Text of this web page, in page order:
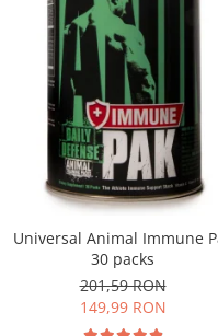
Universal Animal Immune
30 packs
201,59 RON
149,99 RON